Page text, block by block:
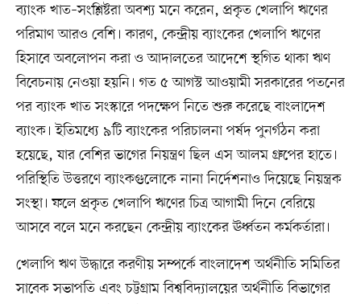
ব্যাংক খাত–সংশ্লিষ্টরা অবশ্য মনে করেন, প্রকৃত খেলাপি ঋণের
পরিমাণ আরও বেশি। কারণ, কেন্দ্রীয় ব্যাংকের খেলাপি ঋণের
হিসাবে অবলোপন করা ও আদালতের আদেশে স্থগিত থাকা ঋণ
বিবেচনায় নেওয়া হয়নি। গত ৫ আগস্ট আওয়ামী সরকারের পতনের
পর ব্যাংক খাত সংস্কারে পদক্ষেপ নিতে শুরু করেছে বাংলাদেশ
ব্যাংক। ইতিমধ্যে ৯টি ব্যাংকের পরিচালনা পর্ষদ পুনর্গঠন করা
হয়েছে, যার বেশির ভাগের নিয়ন্ত্রণ ছিল এস আলম গ্রুপের হাতে।
পরিস্থিতি উত্তরণে ব্যাংকগুলোকে নানা নির্দেশনাও দিয়েছে নিয়ন্ত্রক
সংস্থা। ফলে প্রকৃত খেলাপি ঋণের চিত্র আগামী দিনে বেরিয়ে
আসবে বলে মনে করছেন কেন্দ্রীয় ব্যাংকের ঊর্ধ্বতন কর্মকর্তারা।
খেলাপি ঋণ উদ্ধারে করণীয় সম্পর্কে বাংলাদেশ অর্থনীতি সমিতির
সাবেক সভাপতি এবং চট্টগ্রাম বিশ্ববিদ্যালয়ের অর্থনীতি বিভাগের